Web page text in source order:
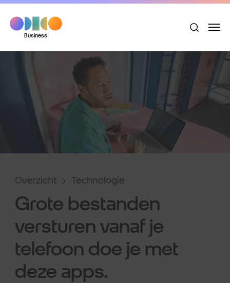
Business
Overzicht Technologie
Grote bestanden
versturen vanaf je
telefoon doe je met
deze apps.